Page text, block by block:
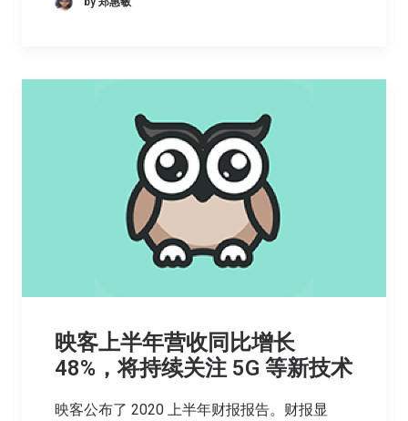
映客上半年营收同比增长
48%，将持续关注 5G 等新技术
映客公布了 2020 上半年财报报告。财报显